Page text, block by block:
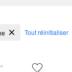
pour peau sèche
Tout réinitialiser